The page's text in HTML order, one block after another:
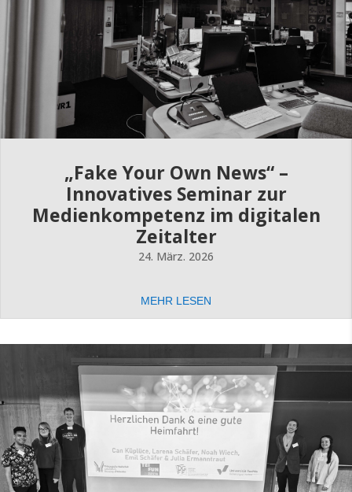
„Fake Your Own News“ –
Innovatives Seminar zur
Medienkompetenz im digitalen
Zeitalter
24. März. 2026
MEHR LESEN